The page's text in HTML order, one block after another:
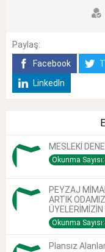
Paylaş:
Facebook
LinkedIn
MESLEKİ
Okunma
PEYZAJ
ARTIK
Okunma
Plansız